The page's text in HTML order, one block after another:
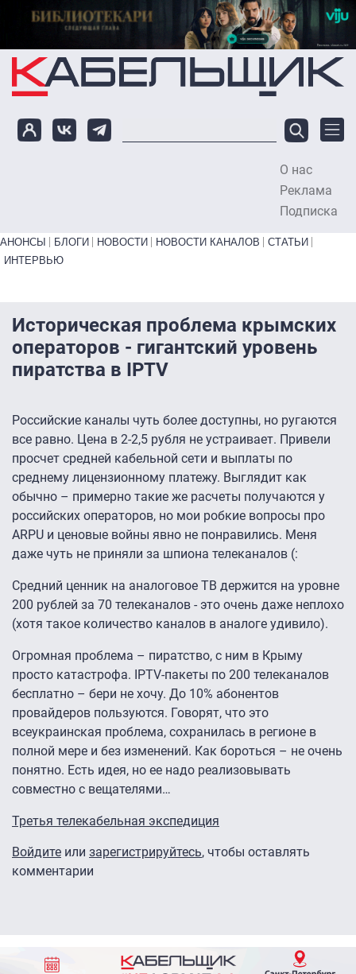
Перейти к основному содержанию
О нас
Реклама
Подписка
Primary links bottom
АНОНСЫ БЛОГИ НОВОСТИ НОВОСТИ КАНАЛОВ
СТАТЬИ
ИНТЕРВЬЮ
Историческая проблема крымских
операторов - гигантский уровень
пиратства в IPTV
Российские каналы чуть более доступны, но ругаются
все равно. Цена в 2-2,5 рубля не устраивает. Привели
просчет средней кабельной сети и выплаты по
среднему лицензионному платежу. Выглядит как
обычно – примерно такие же расчеты получаются у
российских операторов, но мои робкие вопросы про
ARPU и ценовые войны явно не понравились. Меня
даже чуть не приняли за шпиона телеканалов (:
Средний ценник на аналоговое ТВ держится на уровне
200 рублей за 70 телеканалов - это очень даже неплохо
(хотя такое количество каналов в аналоге удивило).
Огромная проблема – пиратство, с ним в Крыму
просто катастрофа. IPTV-пакеты по 200 телеканалов
бесплатно – бери не хочу. До 10% абонентов
провайдеров пользуются. Говорят, что это
всеукраинская проблема, сохранилась в регионе в
полной мере и без изменений. Как бороться – не очень
понятно. Есть идея, но ее надо реализовывать
совместно с вещателями…
Третья телекабельная экспедиция
Войдите или зарегистрируйтесь, чтобы оставлять
комментарии